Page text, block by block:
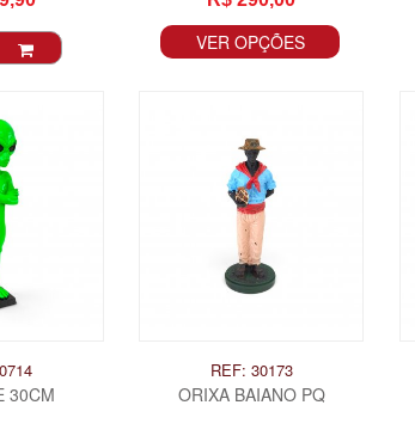
VER OPÇÕES
30CM
REF: 30173
ORIXA BAIANO PQ